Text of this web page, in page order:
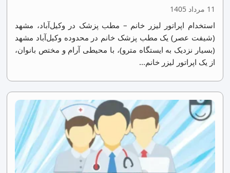
11 مرداد 1405
استخدام اپراتور لیزر خانم – مطب پزشک در وکیل‌آباد، مشهد
(شیفت عصر) یک مطب پزشک خانم در محدوده وکیل‌آباد مشهد
(بسیار نزدیک به ایستگاه مترو)، با محیطی آرام و مختص بانوان،
از یک اپراتور لیزر خانم...